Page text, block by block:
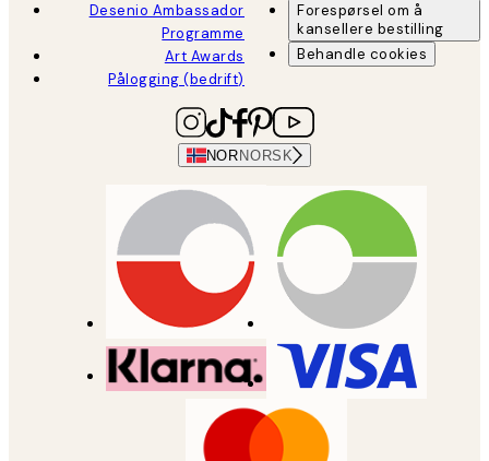
Desenio Ambassador
Programme
Art Awards
Pålogging (bedrift)
Forespørsel om å
kansellere bestilling
Behandle cookies
NOR NORSK